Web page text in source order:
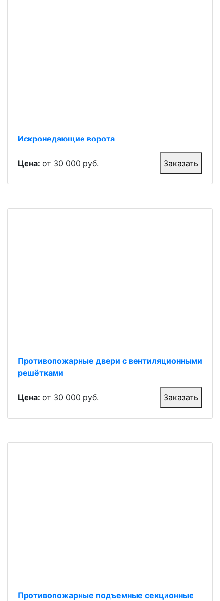
Искронедающие ворота
Цена: от 30 000 руб. Заказать
Противопожарные двери с вентиляционными
решётками
Цена: от 30 000 руб. Заказать
Противопожарные подъемные секционные